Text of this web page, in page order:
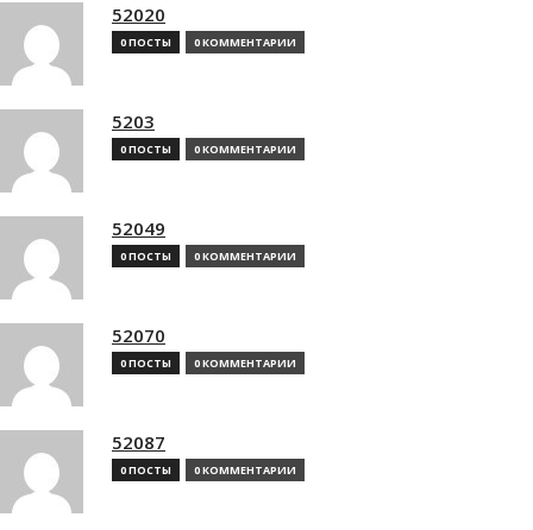
52020
0 ПОСТЫ 0 КОММЕНТАРИИ
5203
0 ПОСТЫ 0 КОММЕНТАРИИ
52049
0 ПОСТЫ 0 КОММЕНТАРИИ
52070
0 ПОСТЫ 0 КОММЕНТАРИИ
52087
0 ПОСТЫ 0 КОММЕНТАРИИ